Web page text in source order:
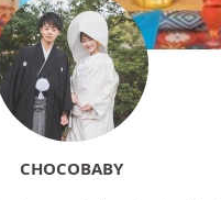
CHOCOBABY